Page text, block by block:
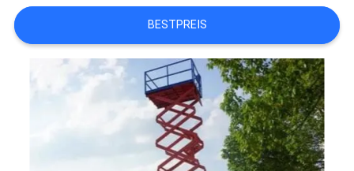
ANGEBOT
SITEMAP
DATENSCHUTZRICHTLINIE
BESTPREIS